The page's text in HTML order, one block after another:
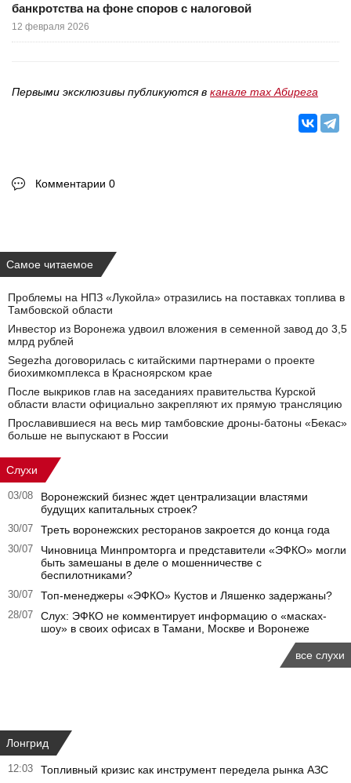
банкротства на фоне споров с налоговой
12 февраля 2026
Первыми эксклюзивы публикуются в канале max Абирега
Комментарии 0
Самое читаемое
Проблемы на НПЗ «Лукойла» отразились на поставках топлива в
Тамбовской области
Инвестор из Воронежа удвоил вложения в семенной завод до 3,5
млрд рублей
Segezha договорилась с китайскими партнерами о проекте
биохимкомплекса в Красноярском крае
После выкриков глав на заседаниях правительства Курской
области власти официально закрепляют их прямую трансляцию
Прославившиеся на весь мир тамбовские дроны-батоны «Бекас»
больше не выпускают в России
Слухи
03/08
Воронежский бизнес ждет централизации властями
будущих капитальных строек?
30/07 Треть воронежских ресторанов закроется до конца года
30/07
Чиновница Минпромторга и представители «ЭФКО» могли
быть замешаны в деле о мошенничестве с
беспилотниками?
30/07 Топ-менеджеры «ЭФКО» Кустов и Ляшенко задержаны?
28/07
Слух: ЭФКО не комментирует информацию о «масках-
шоу» в своих офисах в Тамани, Москве и Воронеже
все слухи
Лонгрид
12:03 Топливный кризис как инструмент передела рынка АЗС